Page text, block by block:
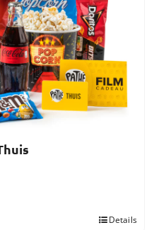
Details